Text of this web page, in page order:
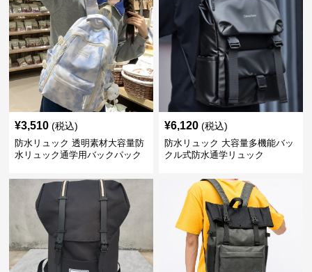
¥3,510 (税込)
防水リュック 透明素材大容量防
水リュック通学用バックパック
¥6,120 (税込)
防水リュック 大容量多機能バッ
クル式防水通学リュック